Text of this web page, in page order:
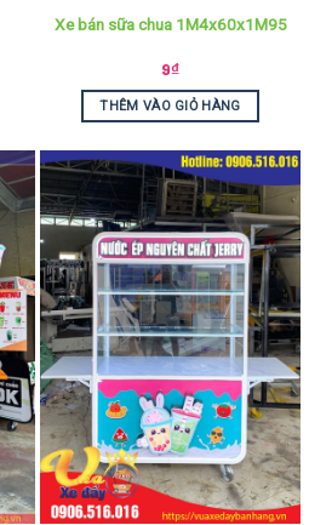
Xe bán sữa chua 1M4x60x1M95
9₫
THÊM VÀO GIỎ HÀNG